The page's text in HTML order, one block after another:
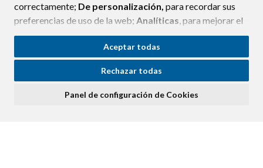
correctamente; De personalización, para recordar sus
preferencias de uso de la web; Analíticas, para mejorar el
funcionamiento de la web y sus servicios.
Si acepta pulsando el botón“Aceptar todas”
consideramos que acepta su uso. Si pulsa el botón
ninguna acción, se guardarán las cookies técnicas
Aceptar todas
Rechazar todas
Panel de configuración de Cookies